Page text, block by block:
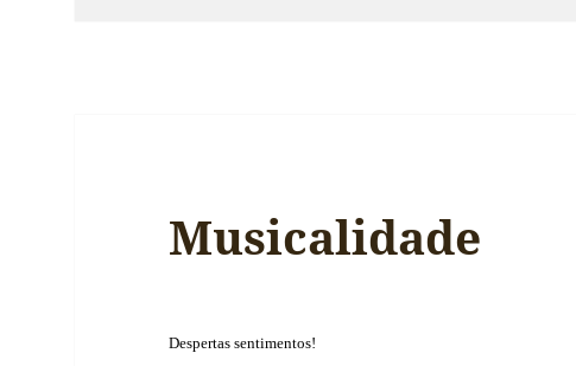
Musicalidade
Despertas sentimentos!